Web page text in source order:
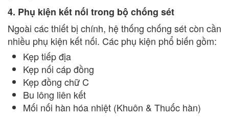
4. Phụ kiện kết nối trong bộ chống sét
Ngoài các thiết bị chính, hệ thống chống sét còn cần
nhiều phụ kiện kết nối. Các phụ kiện phổ biến gồm:
Kẹp tiếp địa
Kẹp nối cáp đồng
Kẹp đồng chữ C
Bu lông liên kết
Mối nối hàn hóa nhiệt (Khuôn & Thuốc hàn)